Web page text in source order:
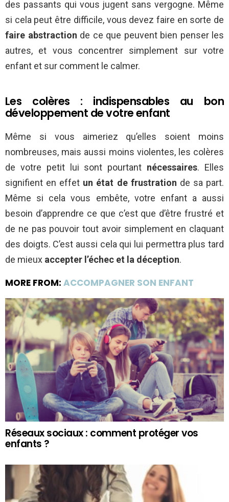
des passants qui vous jugent sans vergogne. Même
si cela peut être difficile, vous devez faire en sorte de
faire abstraction de ce que peuvent bien penser les
autres, et vous concentrer simplement sur votre
enfant et sur comment le calmer.
Les colères : indispensables au bon
développement de votre enfant
Même si vous aimeriez qu’elles soient moins
nombreuses, mais aussi moins violentes, les colères
de votre petit lui sont pourtant nécessaires. Elles
signifient en effet un état de frustration de sa part.
Même si cela vous embête, votre enfant a aussi
besoin d’apprendre ce que c’est que d’être frustré et
de ne pas pouvoir tout avoir simplement en claquant
des doigts. C’est aussi cela qui lui permettra plus tard
de mieux accepter l’échec et la déception.
MORE FROM: ACCOMPAGNER SON ENFANT
Réseaux sociaux : comment protéger vos
enfants ?